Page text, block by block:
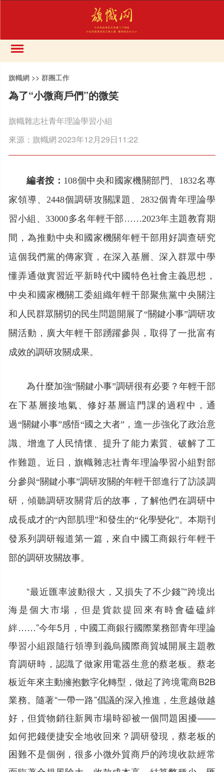
旗幟網 >>群團工作
為了“小微商戶們”的微笑
旗幟雜志社青年理論學習小組
來源：旗幟網2023年12月29日11:22
編者按： 108個中央和國家機關部門、1832名專
家領導、2448個調研攻關課題、2832個青年理論學
習小組、33000多名年輕干部……2023年主題教育期
間，為推動中央和國家機關年輕干部用好調查研究
這個我們黨的傳家寶，在深入基層、深入群眾中學
懂弄通做實習近平新時代中國特色社會主義思想，
中央和國家機關工委組織年輕干部聚焦黨中央關注
和人民群眾關切的民生問題開展了“關鍵小事”調研攻
關活動，廣大年輕干部踴躍參與，取得了一批富有
成效的調研攻關成果。
為什麼加強“關鍵小事”調研很有必要？年輕干部
在下基層接地氣、修好基層這門課的過程中，通
過“關鍵小事”感悟“國之大者”，進一步強化了政治意
識、增進了人民情懷、提升了能力素質、破解了工
作難題。近日，旗幟雜志社青年理論學習小組對部
分參與“關鍵小事”調研攻關的年輕干部進行了訪談調
研，傾聽調研攻關背后的故事，了解他們在調研中
成長成才的“內部肌理”和發生的“化學變化”。本期刊
發系列調研報道第一篇，來自中國工商銀行年輕干
部的調研攻關故事。
“最近匯率波動很大，又損失了不少錢”“跨境出
海是個大市場，但是貨款提回來有時會磕磕絆
絆……”今年5月，中國工商銀行國際業務部青年理論
學習小組跟隨行領導到義烏國際商貿城開展主題教
育調研時，認識了做家用電器生意的蔡老板。蔡老
板近年來主動擁抱數字化轉型，做起了跨境電商B2B
業務。隨著“一帶一路”倡議的深入推進，生意越做越
好，但貨物銷往新興市場時卻被一個問題困擾——
如何把錢便捷安全地收回來？調研發現，蔡老板的
困難不是個例，很多小微外貿商戶的跨境收款經常